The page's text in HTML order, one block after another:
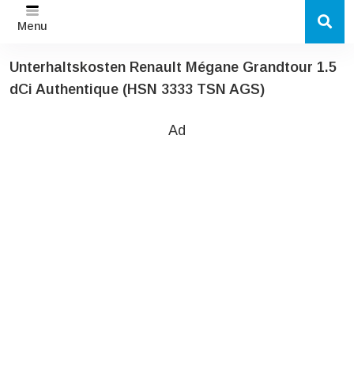
Menu
Unterhaltskosten Renault Mégane Grandtour 1.5
dCi Authentique (HSN 3333 TSN AGS)
Ad